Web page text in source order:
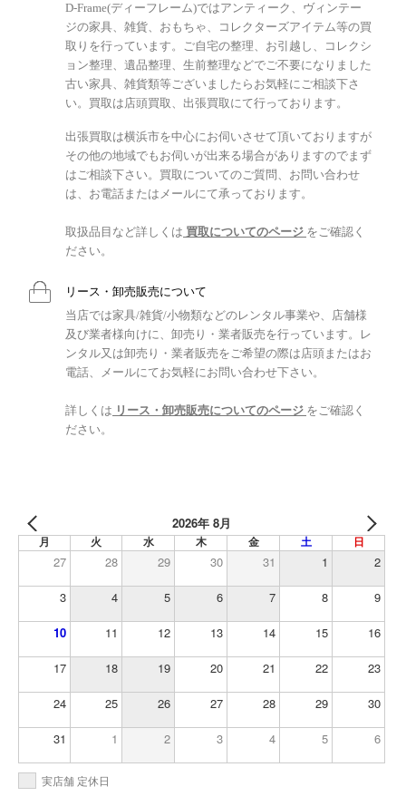
D-Frame(ディーフレーム)ではアンティーク、ヴィンテー
ジの家具、雑貨、おもちゃ、コレクターズアイテム等の買
取りを行っています。ご自宅の整理、お引越し、コレクシ
ョン整理、遺品整理、生前整理などでご不要になりました
古い家具、雑貨類等ございましたらお気軽にご相談下さ
い。買取は店頭買取、出張買取にて行っております。
出張買取は横浜市を中心にお伺いさせて頂いておりますが
その他の地域でもお伺いが出来る場合がありますのでまず
はご相談下さい。買取についてのご質問、お問い合わせ
は、お電話またはメールにて承っております。
取扱品目など詳しくは 買取についてのページ をご確認く
ださい。
リース・卸売販売について
当店では家具/雑貨/小物類などのレンタル事業や、店舗様
及び業者様向けに、卸売り・業者販売を行っています。レ
ンタル又は卸売り・業者販売をご希望の際は店頭またはお
電話、メールにてお気軽にお問い合わせ下さい。
詳しくは リース・卸売販売についてのページ をご確認く
ださい。
2026年 8月
月 火 水 木 金 土 日
27 28 29 30 31 1 2
3 4 5 6 7 8 9
10 11 12 13 14 15 16
17 18 19 20 21 22 23
24 25 26 27 28 29 30
31 1 2 3 4 5 6
実店舗 定休日